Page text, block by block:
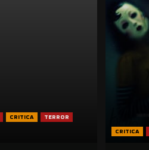
CRITICA
TERROR
CRITICA